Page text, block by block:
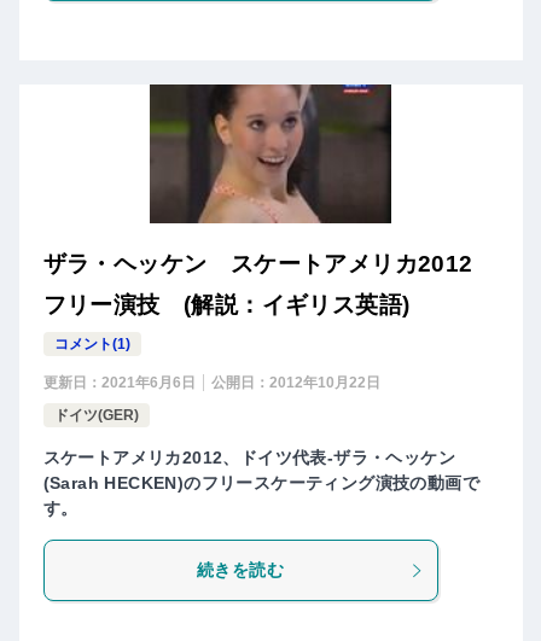
ザラ・ヘッケン スケートアメリカ2012
フリー演技 (解説：イギリス英語)
コメント(1)
更新日： 2021年6月6日 公開日： 2012年10月22日
ドイツ(GER)
スケートアメリカ2012、ドイツ代表-ザラ・ヘッケン
(Sarah HECKEN)のフリースケーティング演技の動画で
す。
続きを読む